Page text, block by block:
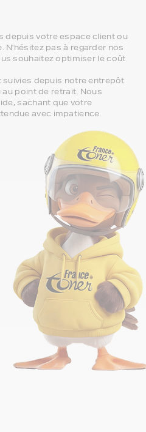
depuis votre espace client ou
N'hésitez pas à regarder nos
souhaitez optimiser le coût
depuis notre entrepôt
au point de retrait. Nous
sachant que votre
avec impatience.